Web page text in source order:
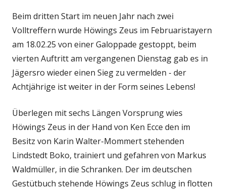
Beim dritten Start im neuen Jahr nach zwei
Volltreffern wurde Höwings Zeus im Februaristayern
am 18.02.25 von einer Galoppade gestoppt, beim
vierten Auftritt am vergangenen Dienstag gab es in
Jägersro wieder einen Sieg zu vermelden - der
Achtjährige ist weiter in der Form seines Lebens!
Überlegen mit sechs Längen Vorsprung wies
Höwings Zeus in der Hand von Ken Ecce den im
Besitz von Karin Walter-Mommert stehenden
Lindstedt Boko, trainiert und gefahren von Markus
Waldmüller, in die Schranken. Der im deutschen
Gestütbuch stehende Höwings Zeus schlug in flotten